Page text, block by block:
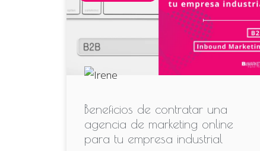
Beneficios de contratar una
agencia de marketing online
para tu empresa industrial